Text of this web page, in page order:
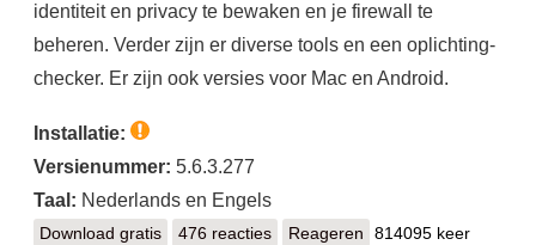
identiteit en privacy te bewaken en je firewall te
beheren. Verder zijn er diverse tools en een oplichting-
checker. Er zijn ook versies voor Mac en Android.
Installatie:
Versienummer: 5.6.3.277
Taal: Nederlands en Engels
Download gratisMalwarebytes
476 reacties Reageren
814095 keer